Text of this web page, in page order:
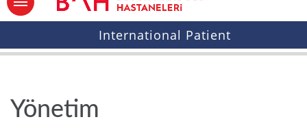
International Patient
Yönetim